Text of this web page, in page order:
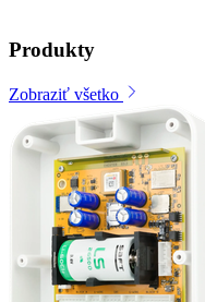
Produkty
Zobraziť všetko